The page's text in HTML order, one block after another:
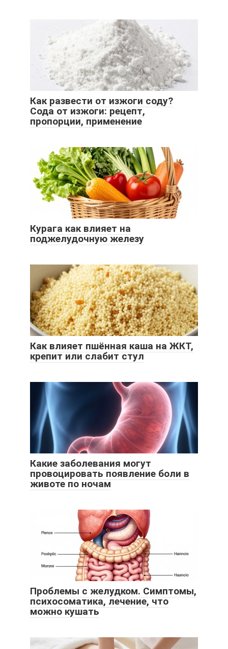
Как развести от изжоги соду?
Сода от изжоги: рецепт,
пропорции, применение
Курага как влияет на
поджелудочную железу
Как влияет пшённая каша на ЖКТ,
крепит или слабит стул
Какие заболевания могут
провоцировать появление боли в
животе по ночам
Проблемы с желудком. Симптомы,
психосоматика, лечение, что
можно кушать